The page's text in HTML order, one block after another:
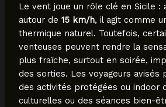
Le vent joue un rôle clé en Sicile :
autour de 15 km/h, il agit comme
thermique naturel. Toutefois,
venteuses peuvent rendre la
plus fraîche, surtout en soirée,
des sorties. Les voyageurs avisés
des activités protégées ou indoor
culturelles ou des séances bien-